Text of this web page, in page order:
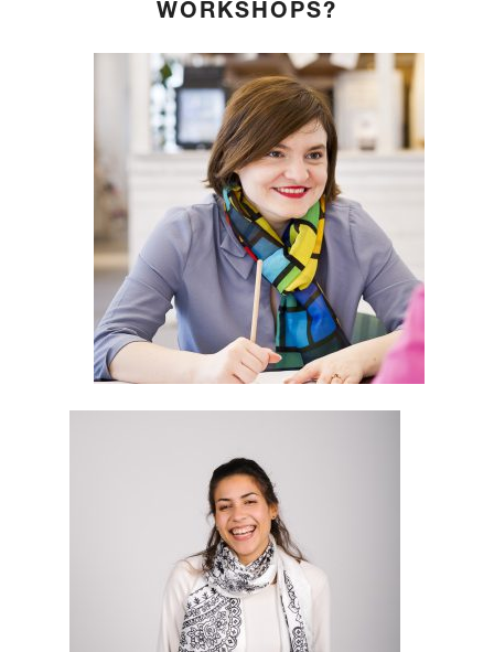
WORKSHOPS?